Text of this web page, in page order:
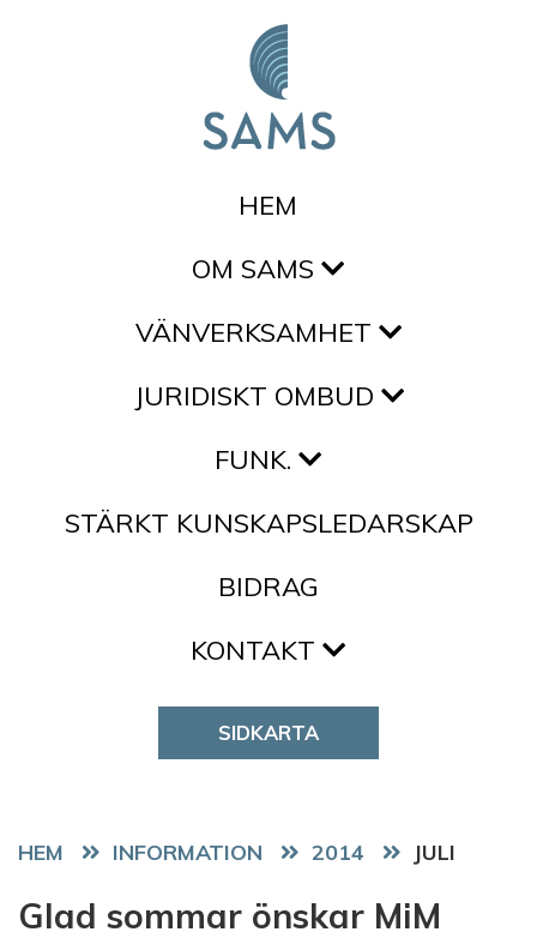
HEM
OM SAMS
VÄNVERKSAMHET
JURIDISKT OMBUD
FUNK.
STÄRKT KUNSKAPSLEDARSKAP
BIDRAG
KONTAKT
SIDKARTA
HEM 2014 JULI
Glad sommar önskar MiM